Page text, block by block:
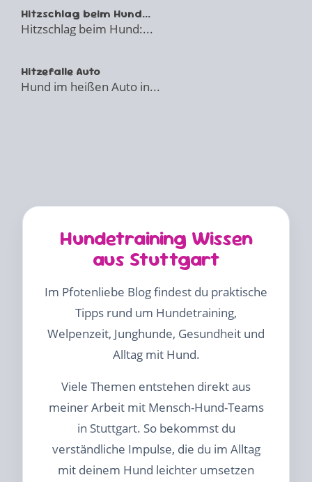
Hitzschlag beim Hund...
Hitzschlag beim Hund:...
Hitzefalle Auto
Hund im heißen Auto in...
Hundetraining Wissen
aus Stuttgart
Im Pfotenliebe Blog findest du praktische
Tipps rund um Hundetraining,
Welpenzeit, Junghunde, Gesundheit und
Alltag mit Hund.
Viele Themen entstehen direkt aus
meiner Arbeit mit Mensch-Hund-Teams
in Stuttgart. So bekommst du
verständliche Impulse, die du im Alltag
mit deinem Hund leichter umsetzen